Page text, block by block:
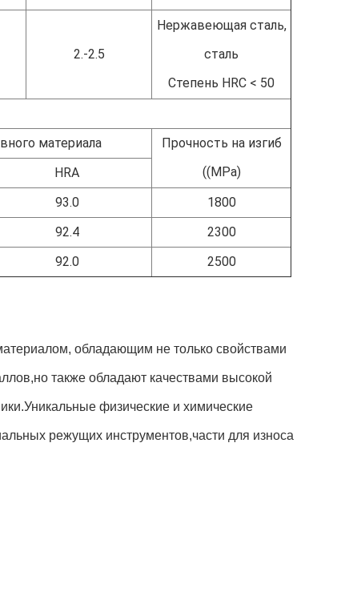
2.-2.5
Нержавеющая сталь,
сталь
Степень HRC < 50
материала
Прочность на изгиб
((MPa)
HRA
93.0
1800
92.4
2300
92.0 2500
обладающим не только свойствами
также обладают качествами высокой
физические и химические
режущих инструментов,части для износа